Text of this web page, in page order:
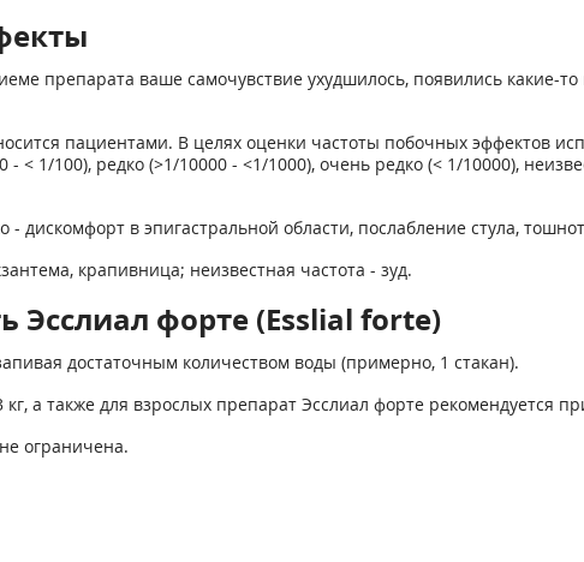
препарата ваше самочувствие ухудшилось, появились какие-
пациентами. В целях оценки частоты побочных эффектов
- < 1/100), редко (>1/10000 - <1/1000), очень редко (< 1/10000),
дискомфорт в эпигастральной области, послабление стула,
крапивница; неизвестная частота - зуд.
Эсслиал форте (Esslial forte)
достаточным количеством воды (примерно, 1 стакан).
а также для взрослых препарат Эсслиал форте рекомендуется
ограничена.